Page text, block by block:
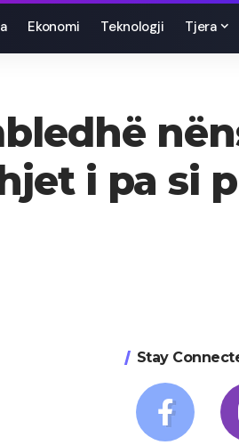
Ekonomi Teknologji Tjera
i pa si
Stay